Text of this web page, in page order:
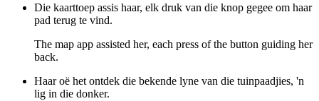
Die kaarttoep assis haar, elk druk van die knop gegee om haar
pad terug te vind.
The map app assisted her, each press of the button guiding her
back.
Haar oë het ontdek die bekende lyne van die tuinpaadjies, 'n
lig in die donker.